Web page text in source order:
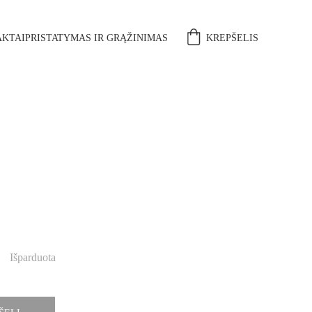
PRISTATYMAS IR GRĄŽINIMAS KREPŠELIS
Išparduota